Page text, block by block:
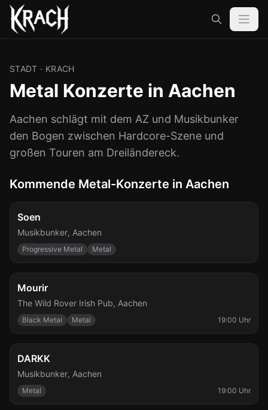
STADT · KRACH
Metal Konzerte in Aachen
Aachen schlägt mit dem AZ und Musikbunker
den Bogen zwischen Hardcore-Szene und
großen Touren am Dreiländereck.
Kommende Metal-Konzerte in Aachen
Do., 13. Aug.
Soen
Musikbunker, Aachen
Progressive Metal Metal
Mi., 7. Okt.
Mourir
The Wild Rover Irish Pub, Aachen
Black Metal Metal 19:00 Uhr
Do., 3. Dez.
DARKK
Musikbunker, Aachen
Metal 19:00 Uhr